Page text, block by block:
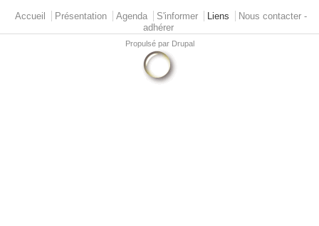
Menu principal
Accueil Présentation Agenda S'informer Liens
Nous contacter -
adhérer
Propulsé par Drupal